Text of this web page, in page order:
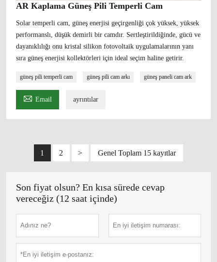
AR Kaplama Güneş Pili Temperli Cam
Solar temperli cam, güneş enerjisi geçirgenliği çok yüksek, yüksek
performanslı, düşük demirli bir camdır. Sertleştirildiğinde, gücü ve
dayanıklılığı onu kristal silikon fotovoltaik uygulamalarının yanı
sıra güneş enerjisi kollektörleri için ideal seçim haline getirir.
güneş pili temperli cam güneş pili cam arkı güneş paneli cam ark
 Email ayrıntılar
1 2 > Genel Toplam 15 kayıtlar
Son fiyat olsun? En kısa sürede cevap
vereceğiz (12 saat içinde)